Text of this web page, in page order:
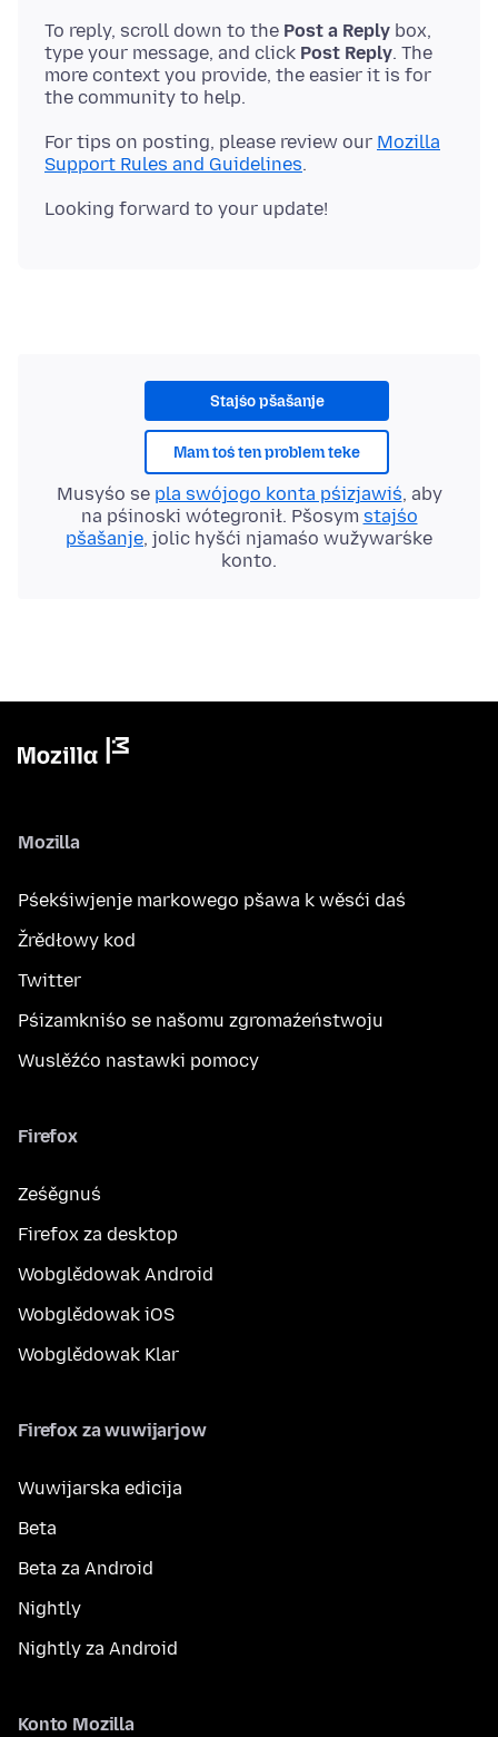
To reply, scroll down to the Post a Reply box,
type your message, and click Post Reply. The
more context you provide, the easier it is for
For tips on posting, please review our Mozilla
Support Rules and Guidelines
Stajśo pšašanje
Mam toś ten problem teke
Musyśo se pla swójogo konta pśizjawiś, aby
na pśinoski wótegronił. Pšosym stajśo
pšašanje, jolic hyšći njamaśo wužywaŕske
konto.
Mozilla
Pśekśiwjenje markowego pšawa k wěsći daś
Žrědłowy kod
Twitter
Pśizamkniśo se našomu zgromaźeństwoju
Wuslěźćo nastawki pomocy
Firefox
Ześěgnuś
Firefox za desktop
Wobglědowak Android
Wobglědowak iOS
Wobglědowak Klar
Firefox za wuwijarjow
Wuwijarska edicija
Beta
Beta za Android
Nightly
Nightly za Android
Konto Mozilla